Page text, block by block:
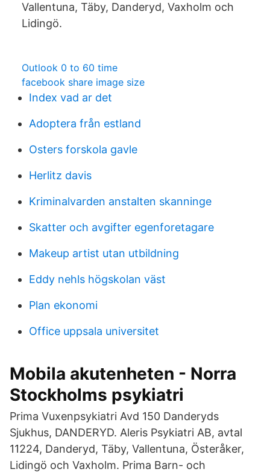
Vallentuna, Täby, Danderyd, Vaxholm och
Lidingö.
Outlook 0 to 60 time
facebook share image size
Index vad ar det
Adoptera från estland
Osters forskola gavle
Herlitz davis
Kriminalvarden anstalten skanninge
Skatter och avgifter egenforetagare
Makeup artist utan utbildning
Eddy nehls högskolan väst
Plan ekonomi
Office uppsala universitet
Mobila akutenheten - Norra
Stockholms psykiatri
Prima Vuxenpsykiatri Avd 150 Danderyds
Sjukhus, DANDERYD. Aleris Psykiatri AB, avtal
11224, Danderyd, Täby, Vallentuna, Österåker,
Lidingö och Vaxholm. Prima Barn- och